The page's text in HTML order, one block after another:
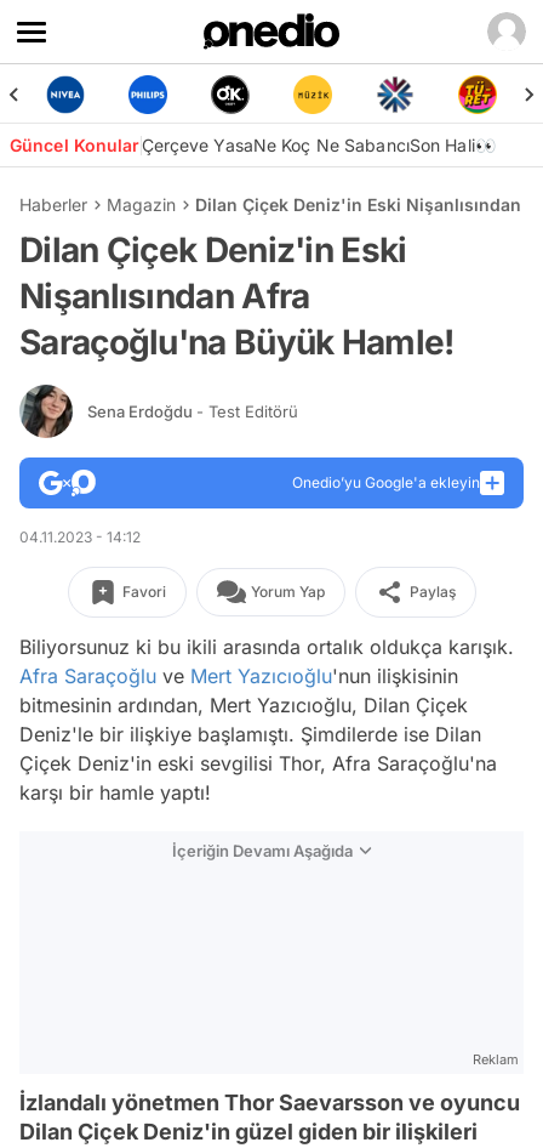
Güncel KonularÇerçeve YasaNe Koç Ne SabancıSon Hali👀
Haberler Magazin Dilan Çiçek Deniz'in Eski Nişanlısından
Dilan Çiçek Deniz'in Eski
Nişanlısından Afra
Saraçoğlu'na Büyük Hamle!
Sena Erdoğdu - Test Editörü
Onedio’yu Google'a ekleyin
04.11.2023 - 14:12
Favori Yorum Yap Paylaş
Biliyorsunuz ki bu ikili arasında ortalık oldukça karışık.
Afra Saraçoğlu ve Mert Yazıcıoğlu'nun ilişkisinin
bitmesinin ardından, Mert Yazıcıoğlu, Dilan Çiçek
Deniz'le bir ilişkiye başlamıştı. Şimdilerde ise Dilan
Çiçek Deniz'in eski sevgilisi Thor, Afra Saraçoğlu'na
karşı bir hamle yaptı!
İçeriğin Devamı Aşağıda
Reklam
İzlandalı yönetmen Thor Saevarsson ve oyuncu
Dilan Çiçek Deniz'in güzel giden bir ilişkileri